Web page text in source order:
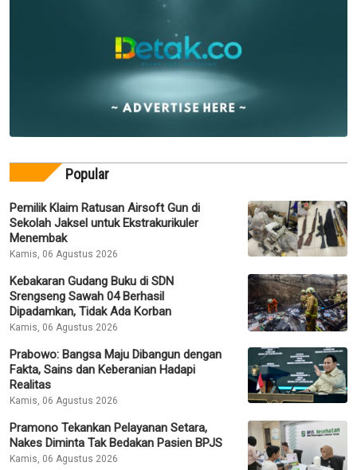
Popular
Pemilik Klaim Ratusan Airsoft Gun di
Sekolah Jaksel untuk Ekstrakurikuler
Menembak
Kamis, 06 Agustus 2026
Kebakaran Gudang Buku di SDN
Srengseng Sawah 04 Berhasil
Dipadamkan, Tidak Ada Korban
Kamis, 06 Agustus 2026
Prabowo: Bangsa Maju Dibangun dengan
Fakta, Sains dan Keberanian Hadapi
Realitas
Kamis, 06 Agustus 2026
Pramono Tekankan Pelayanan Setara,
Nakes Diminta Tak Bedakan Pasien BPJS
Kamis, 06 Agustus 2026